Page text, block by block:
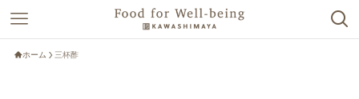
ホーム 三杯酢